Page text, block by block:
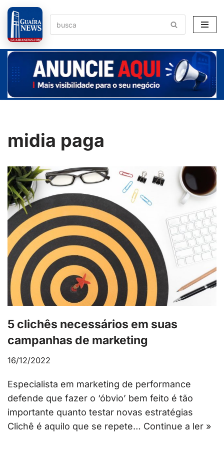
Pular
para
o
conteúdo
midia paga
5 clichês necessários em suas
campanhas de marketing
16/12/2022
Especialista em marketing de performance
defende que fazer o ‘óbvio’ bem feito é tão
importante quanto testar novas estratégias
Clichê é aquilo que se repete… Continue a ler »